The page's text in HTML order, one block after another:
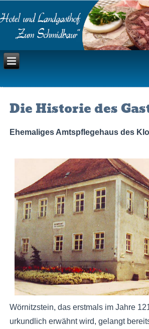
Die Historie des
Ehemaliges Amtspflegehaus des
Wörnitzstein, das erstmals im Jahre
urkundlich erwähnt wird, gelangt